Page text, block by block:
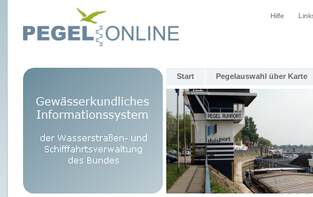
Hilfe
Start Pegelauswahl über Karte